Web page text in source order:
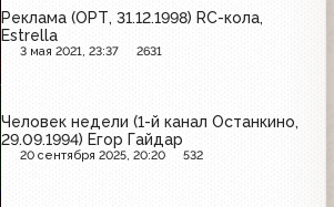
Реклама (ОРТ, 31.12.1998) RC-кола,
Estrella
3 мая 2021, 23:37 2631
Человек недели (1-й канал Останкино,
29.09.1994) Егор Гайдар
20 сентября 2025, 20:20 532